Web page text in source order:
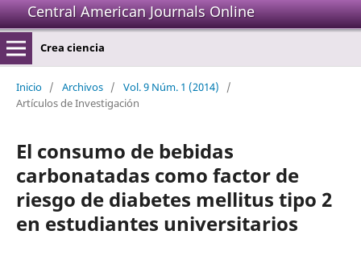
Central American Journals Online
Crea ciencia
Inicio / Archivos / Vol. 9 Núm. 1 (2014)
/
Artículos de Investigación
El consumo de bebidas
carbonatadas como factor de
riesgo de diabetes mellitus tipo 2
en estudiantes universitarios